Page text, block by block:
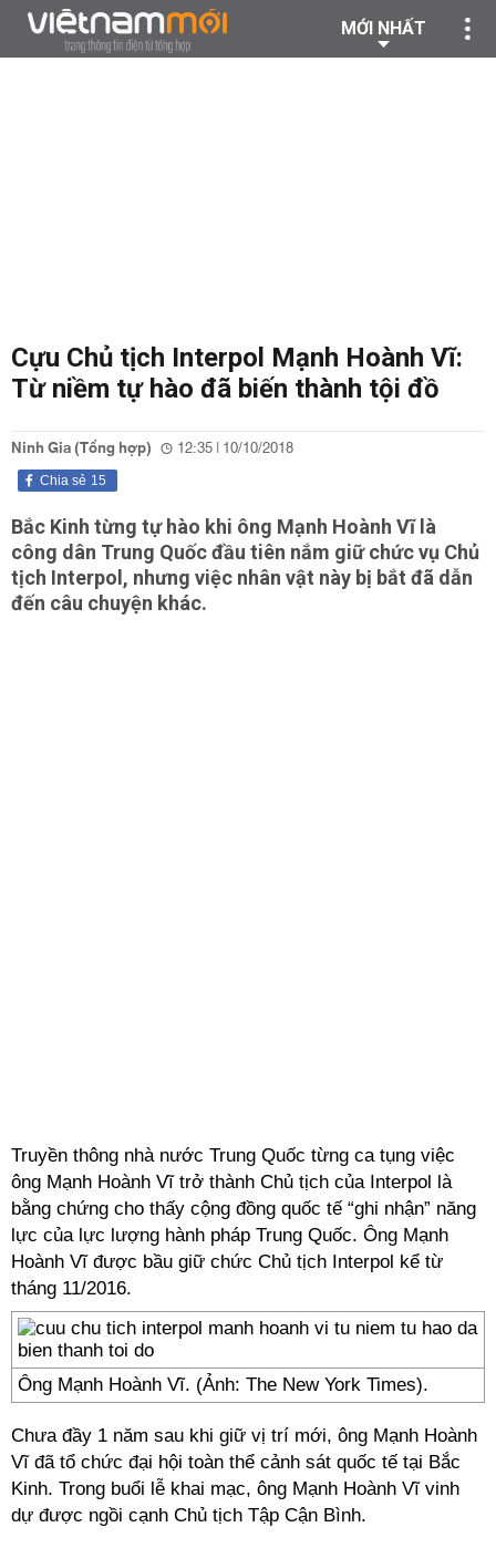
MỚI NHẤT
Cựu Chủ tịch Interpol Mạnh Hoành Vĩ:
Từ niềm tự hào đã biến thành tội đồ
Ninh Gia (Tổng hợp) 12:35 | 10/10/2018
15
Chia sẻ
Bắc Kinh từng tự hào khi ông Mạnh Hoành Vĩ là
công dân Trung Quốc đầu tiên nắm giữ chức vụ Chủ
tịch Interpol, nhưng việc nhân vật này bị bắt đã dẫn
đến câu chuyện khác.
Truyền thông nhà nước Trung Quốc từng ca tụng việc
ông Mạnh Hoành Vĩ trở thành Chủ tịch của Interpol là
bằng chứng cho thấy cộng đồng quốc tế “ghi nhận” năng
lực của lực lượng hành pháp Trung Quốc. Ông Mạnh
Hoành Vĩ được bầu giữ chức Chủ tịch Interpol kể từ
tháng 11/2016.
Ông Mạnh Hoành Vĩ. (Ảnh: The New York Times).
Chưa đầy 1 năm sau khi giữ vị trí mới, ông Mạnh Hoành
Vĩ đã tổ chức đại hội toàn thể cảnh sát quốc tế tại Bắc
Kinh. Trong buổi lễ khai mạc, ông Mạnh Hoành Vĩ vinh
dự được ngồi cạnh Chủ tịch Tập Cận Bình.